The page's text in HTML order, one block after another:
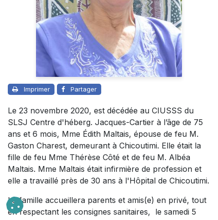
Imprimer Partager
Le 23 novembre 2020, est décédée au CIUSSS du
SLSJ Centre d'héberg. Jacques-Cartier à l’âge de 75
ans et 6 mois, Mme Édith Maltais, épouse de feu M.
Gaston Charest, demeurant à Chicoutimi. Elle était la
fille de feu Mme Thérèse Côté et de feu M. Albéa
Maltais. Mme Maltais était infirmière de profession et
elle a travaillé près de 30 ans à l'Hôpital de Chicoutimi.
La famille accueillera parents et amis(e) en privé, tout
en respectant les consignes sanitaires, le samedi 5